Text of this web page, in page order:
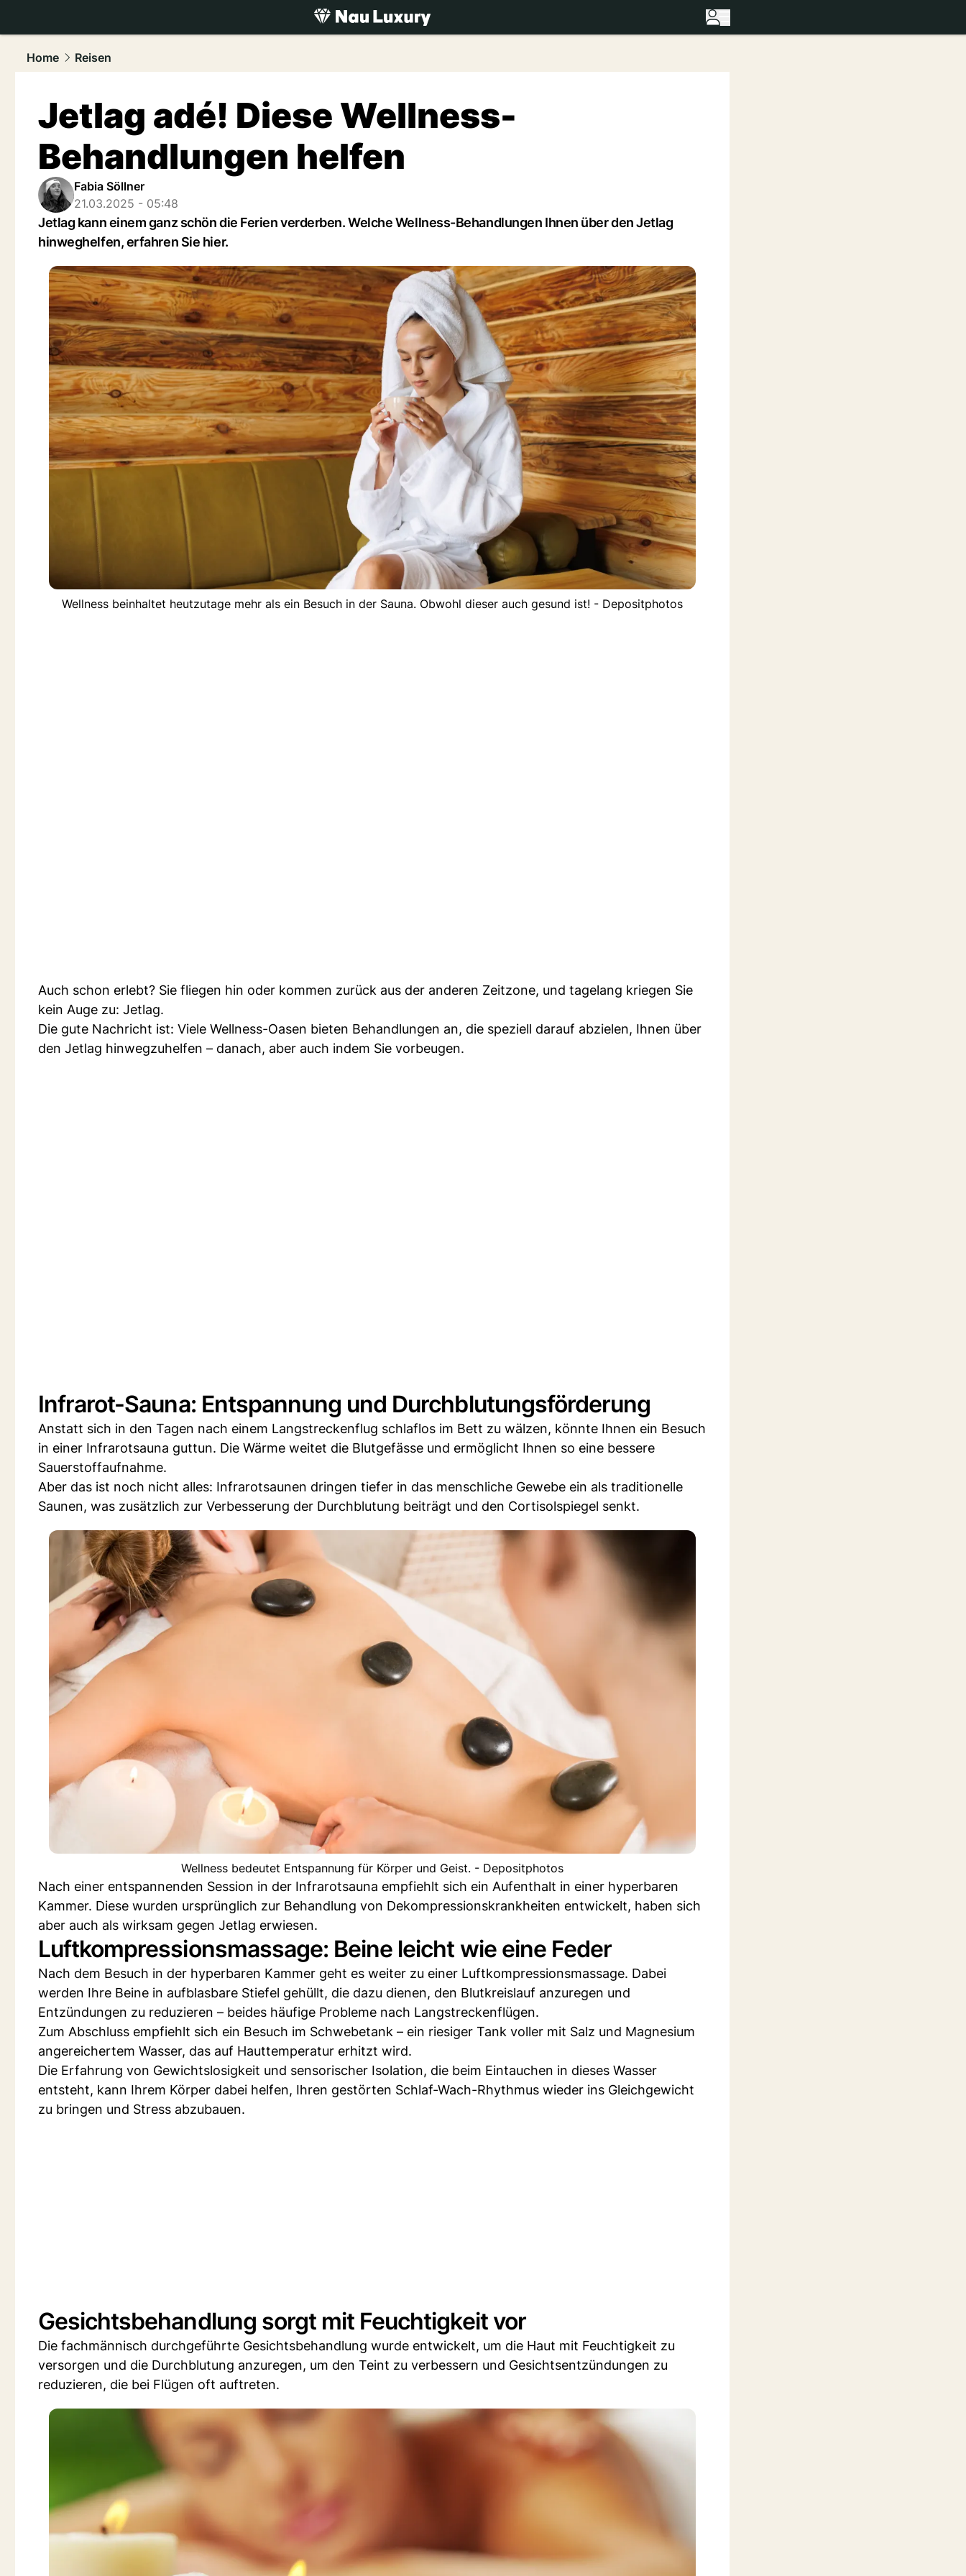
luxury.NAU.ch
Home
Reisen
Jetlag adé! Diese Wellness-
Behandlungen helfen
Fabia Söllner
21.03.2025 - 05:48
Jetlag kann einem ganz schön die Ferien verderben. Welche Wellness-Behandlungen Ihnen über den Jetlag
hinweghelfen, erfahren Sie hier.
Wellness beinhaltet heutzutage mehr als ein Besuch in der Sauna. Obwohl dieser auch gesund ist! - Depositphotos
Auch schon erlebt? Sie fliegen hin oder kommen zurück aus der anderen Zeitzone, und tagelang kriegen Sie
kein Auge zu: Jetlag.
Die gute Nachricht ist: Viele Wellness-Oasen bieten Behandlungen an, die speziell darauf abzielen, Ihnen über
den Jetlag hinwegzuhelfen – danach, aber auch indem Sie vorbeugen.
Infrarot-Sauna: Entspannung und Durchblutungsförderung
Anstatt sich in den Tagen nach einem Langstreckenflug schlaflos im Bett zu wälzen, könnte Ihnen ein Besuch
in einer Infrarotsauna guttun. Die Wärme weitet die Blutgefässe und ermöglicht Ihnen so eine bessere
Sauerstoffaufnahme.
Aber das ist noch nicht alles: Infrarotsaunen dringen tiefer in das menschliche Gewebe ein als traditionelle
Saunen, was zusätzlich zur Verbesserung der Durchblutung beiträgt und den Cortisolspiegel senkt.
Wellness bedeutet Entspannung für Körper und Geist. - Depositphotos
Nach einer entspannenden Session in der Infrarotsauna empfiehlt sich ein Aufenthalt in einer hyperbaren
Kammer. Diese wurden ursprünglich zur Behandlung von Dekompressionskrankheiten entwickelt, haben sich
aber auch als wirksam gegen Jetlag erwiesen.
Luftkompressionsmassage: Beine leicht wie eine Feder
Nach dem Besuch in der hyperbaren Kammer geht es weiter zu einer Luftkompressionsmassage. Dabei
werden Ihre Beine in aufblasbare Stiefel gehüllt, die dazu dienen, den Blutkreislauf anzuregen und
Entzündungen zu reduzieren – beides häufige Probleme nach Langstreckenflügen.
Zum Abschluss empfiehlt sich ein Besuch im Schwebetank – ein riesiger Tank voller mit Salz und Magnesium
angereichertem Wasser, das auf Hauttemperatur erhitzt wird.
Die Erfahrung von Gewichtslosigkeit und sensorischer Isolation, die beim Eintauchen in dieses Wasser
entsteht, kann Ihrem Körper dabei helfen, Ihren gestörten Schlaf-Wach-Rhythmus wieder ins Gleichgewicht
zu bringen und Stress abzubauen.
Gesichtsbehandlung sorgt mit Feuchtigkeit vor
Die fachmännisch durchgeführte Gesichtsbehandlung wurde entwickelt, um die Haut mit Feuchtigkeit zu
versorgen und die Durchblutung anzuregen, um den Teint zu verbessern und Gesichtsentzündungen zu
reduzieren, die bei Flügen oft auftreten.